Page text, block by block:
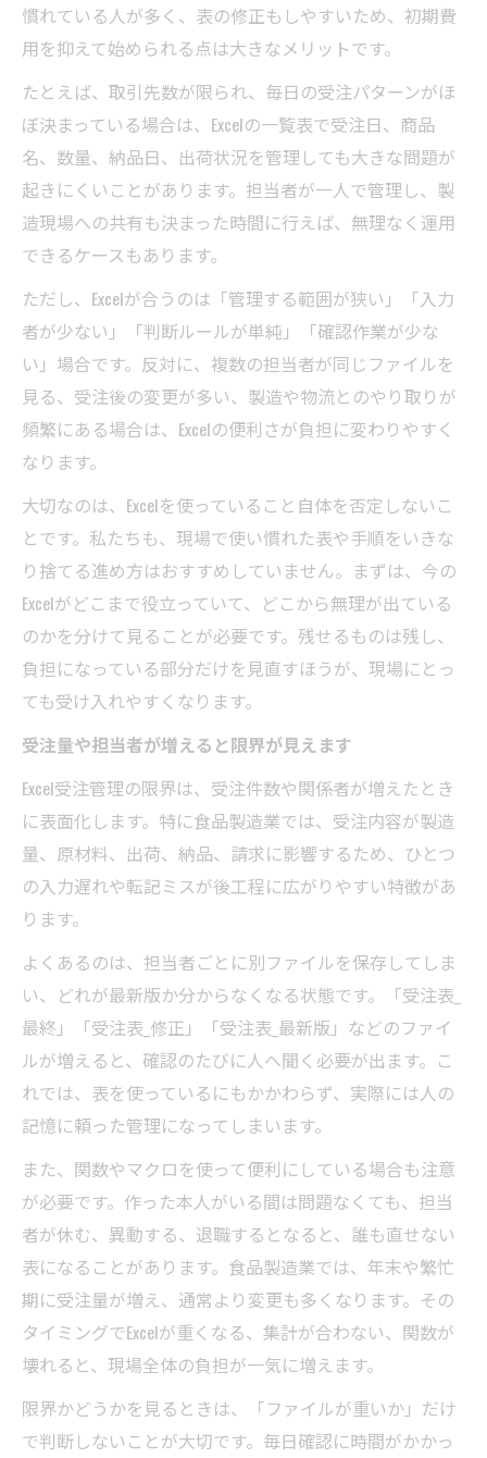
慣れている人が多く、表の修正もしやすいため、初期費
用を抑えて始められる点は大きなメリットです。
たとえば、取引先数が限られ、毎日の受注パターンがほ
ぼ決まっている場合は、Excelの一覧表で受注日、商品
名、数量、納品日、出荷状況を管理しても大きな問題が
起きにくいことがあります。担当者が一人で管理し、製
造現場への共有も決まった時間に行えば、無理なく運用
できるケースもあります。
ただし、Excelが合うのは「管理する範囲が狭い」「入力
者が少ない」「判断ルールが単純」「確認作業が少な
い」場合です。反対に、複数の担当者が同じファイルを
見る、受注後の変更が多い、製造や物流とのやり取りが
頻繁にある場合は、Excelの便利さが負担に変わりやすく
なります。
大切なのは、Excelを使っていること自体を否定しないこ
とです。私たちも、現場で使い慣れた表や手順をいきな
り捨てる進め方はおすすめしていません。まずは、今の
Excelがどこまで役立っていて、どこから無理が出ている
のかを分けて見ることが必要です。残せるものは残し、
負担になっている部分だけを見直すほうが、現場にとっ
ても受け入れやすくなります。
受注量や担当者が増えると限界が見えます
Excel受注管理の限界は、受注件数や関係者が増えたとき
に表面化します。特に食品製造業では、受注内容が製造
量、原材料、出荷、納品、請求に影響するため、ひとつ
の入力遅れや転記ミスが後工程に広がりやすい特徴があ
ります。
よくあるのは、担当者ごとに別ファイルを保存してしま
い、どれが最新版か分からなくなる状態です。「受注表_
最終」「受注表_修正」「受注表_最新版」などのファイ
ルが増えると、確認のたびに人へ聞く必要が出ます。こ
れでは、表を使っているにもかかわらず、実際には人の
記憶に頼った管理になってしまいます。
また、関数やマクロを使って便利にしている場合も注意
が必要です。作った本人がいる間は問題なくても、担当
者が休む、異動する、退職するとなると、誰も直せない
表になることがあります。食品製造業では、年末や繁忙
期に受注量が増え、通常より変更も多くなります。その
タイミングでExcelが重くなる、集計が合わない、関数が
壊れると、現場全体の負担が一気に増えます。
限界かどうかを見るときは、「ファイルが重いか」だけ
で判断しないことが大切です。毎日確認に時間がかかっ